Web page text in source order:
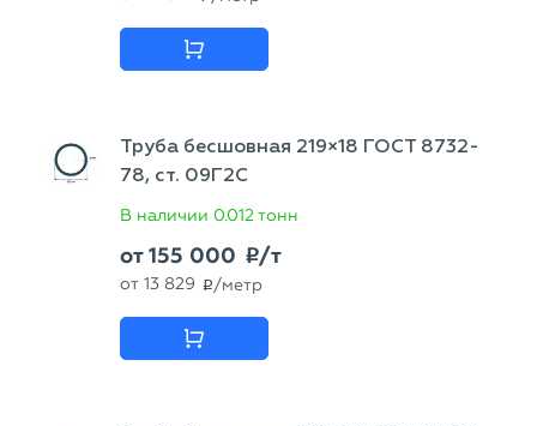
Труба бесшовная 219×18 ГОСТ 8732-
78, ст. 09Г2С
В наличии 0.012 тонн
от155 000 p/т
от 13 829 p /метр